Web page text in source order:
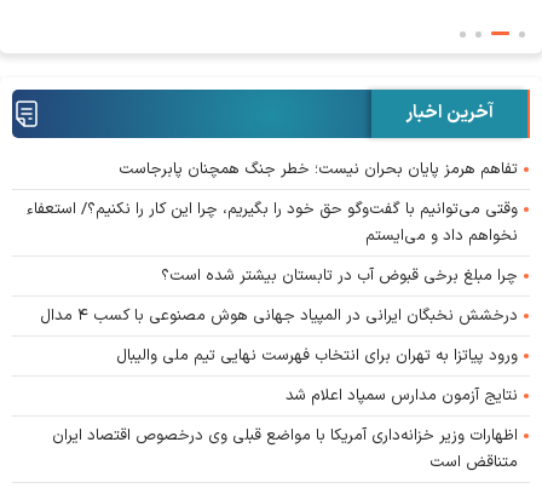
آخرین اخبار
تفاهم هرمز پایان بحران نیست؛ خطر جنگ همچنان پابرجاست
وقتی می‌توانیم با گفت‌وگو حق خود را بگیریم، چرا این کار را نکنیم؟/ استعفاء
نخواهم داد و می‌ایستم
چرا مبلغ برخی قبوض آب در تابستان بیشتر شده است؟
درخشش نخبگان ایرانی در المپیاد جهانی هوش مصنوعی با کسب ۴ مدال
ورود پیاتزا به تهران برای انتخاب فهرست نهایی تیم ملی والیبال
نتایج آزمون مدارس سمپاد اعلام شد
اظهارات وزیر خزانه‌داری آمریکا با مواضع قبلی وی درخصوص اقتصاد ایران
متناقض است